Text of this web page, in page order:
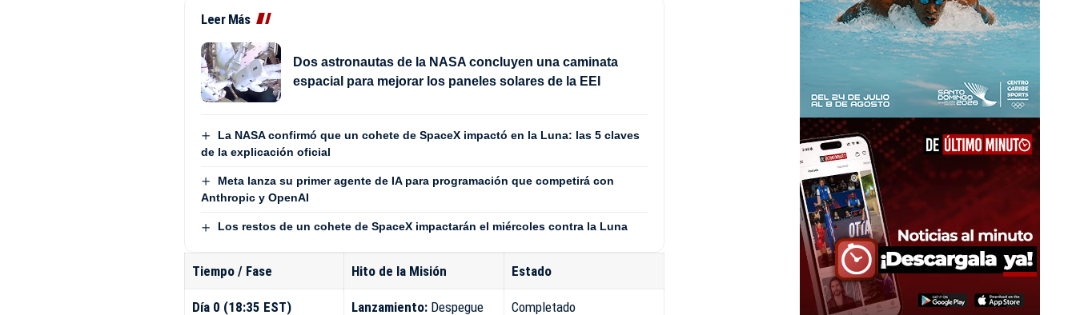
Leer Más
Dos astronautas de la NASA concluyen una caminata
espacial para mejorar los paneles solares de la EEI
La NASA confirmó que un cohete de SpaceX impactó en la Luna: las 5 claves
de la explicación oficial
Meta lanza su primer agente de IA para programación que competirá con
Anthropic y OpenAI
Los restos de un cohete de SpaceX impactarán el miércoles contra la Luna
Tiempo / Fase Hito de la Misión Estado
Día 0 (18:35 EST) Lanzamiento:Despegue
Completado